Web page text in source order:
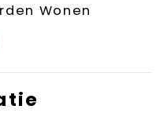
Wonen